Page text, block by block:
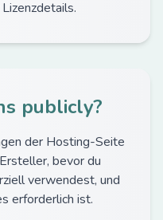
publicly?
der Hosting-Seite
bevor du
verwendest, und
erforderlich ist.